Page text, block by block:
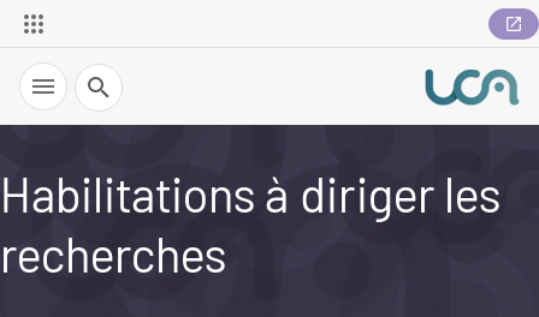
Recherche
Habilitations à diriger les
recherches